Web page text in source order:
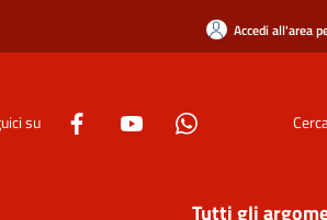
Accedi all'area
su
Tutti gli